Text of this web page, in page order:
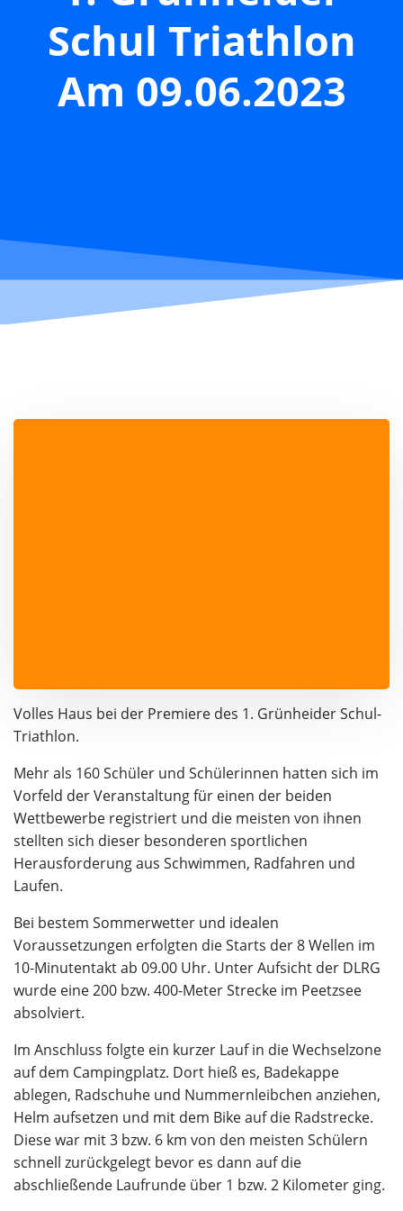
Schul Triathlon
Am 09.06.2023
Volles Haus bei der Premiere des 1. Grünheider Schul-
Triathlon.
Mehr als 160 Schüler und Schülerinnen hatten sich im
Vorfeld der Veranstaltung für einen der beiden
Wettbewerbe registriert und die meisten von ihnen
stellten sich dieser besonderen sportlichen
Herausforderung aus Schwimmen, Radfahren und
Laufen.
Bei bestem Sommerwetter und idealen
Voraussetzungen erfolgten die Starts der 8 Wellen im
10-Minutentakt ab 09.00 Uhr. Unter Aufsicht der DLRG
wurde eine 200 bzw. 400-Meter Strecke im Peetzsee
absolviert.
Im Anschluss folgte ein kurzer Lauf in die Wechselzone
auf dem Campingplatz. Dort hieß es, Badekappe
ablegen, Radschuhe und Nummernleibchen anziehen,
Helm aufsetzen und mit dem Bike auf die Radstrecke.
Diese war mit 3 bzw. 6 km von den meisten Schülern
schnell zurückgelegt bevor es dann auf die
abschließende Laufrunde über 1 bzw. 2 Kilometer ging.